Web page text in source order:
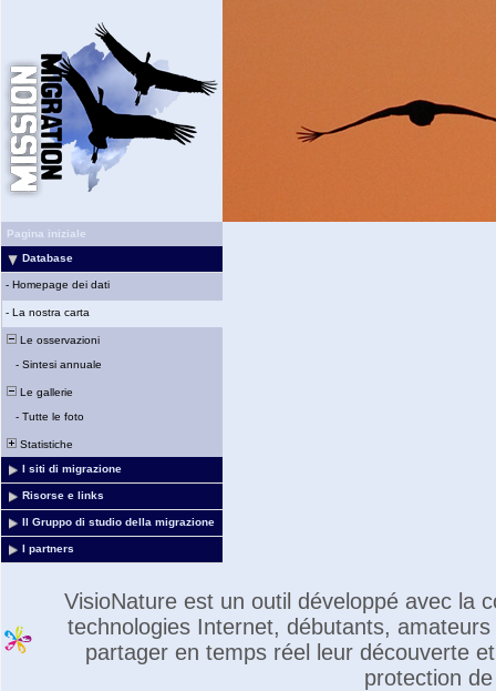
Pagina iniziale
Database
- Homepage dei dati
- La nostra carta
Le osservazioni
- Sintesi annuale
Le gallerie
- Tutte le foto
Statistiche
I siti di migrazione
Risorse e links
Il Gruppo di studio della migrazione
I partners
VisioNature est un outil développé avec la
technologies Internet, débutants,
partager en temps réel leur découverte
protection